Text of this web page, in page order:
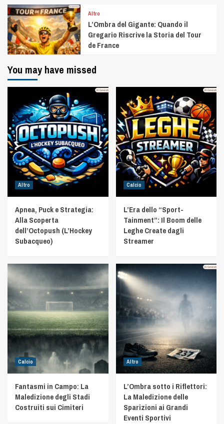
Altro
L’Ombra del Gigante: Quando il
Gregario Riscrive la Storia del Tour
de France
You may have missed
Altro
Apnea, Puck e Strategia:
Alla Scoperta
dell’Octopush (L’Hockey
Subacqueo)
Calcio
L’Era dello “Sport-
Tainment”: Il Boom delle
Leghe Create dagli
Streamer
Calcio
Fantasmi in Campo: La
Maledizione degli Stadi
Costruiti sui Cimiteri
Altro
L’Ombra sotto i Riflettori:
La Maledizione delle
Sparizioni ai Grandi
Eventi Sportivi